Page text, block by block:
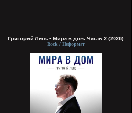
Григорий Лепс - Мира в дом. Часть 2 (2026)
Rock / Неформат